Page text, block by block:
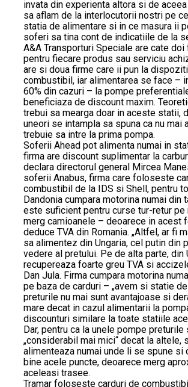
invata din experienta altora si de
sa aflam de la interlocutorii nostri pe
statia de alimentare si in ce masura ii
soferi sa tina cont de indicatiile de la
A&A Transporturi Speciale are cate
pentru fiecare produs sau serviciu
are si doua firme care ii pun la
combustibil, iar alimentarea se face –
60% din cazuri – la pompe
beneficiaza de discount maxim.
trebui sa mearga doar in aceste statii,
uneori se intampla sa spuna ca nu mai
trebuie sa intre la prima pompa.
Soferii Ahead pot alimenta numai in
firma are discount suplimentar la
declara directorul general Mircea
soferii Anabus, firma care foloseste
combustibil de la IDS si Shell, pentru
Dandonia cumpara motorina numai din
este suficient pentru curse tur-retur pe
merg camioanele – deoarece in acest
deduce TVA din Romania. „Altfel, ar fi
sa alimentez din Ungaria, cel putin din
vedere al pretului. Pe de alta parte, din
recupereaza foarte greu TVA si
Dan Jula. Firma cumpara motorina
pe baza de carduri – „avem si statie
preturile nu mai sunt avantajoase si
mare decat in cazul alimentarii la
discounturi similare la toate statiile
Dar, pentru ca la unele pompe preturile
„considerabil mai mici“ decat la altele,
alimenteaza numai unde li se spune si
bine acele puncte, deoarece merg
aceleasi trasee.
Tramar foloseste carduri de